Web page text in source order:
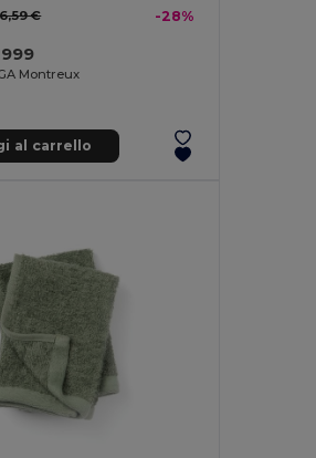
€ -28%
Montreux
al carrello